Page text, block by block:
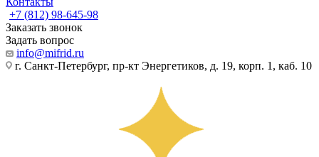
+7 (812) 98-645-98
Заказать звонок
Задать вопрос
info@mifrid.ru
г. Санкт-Петербург, пр-кт Энергетиков, д. 19, корп. 1, каб. 10